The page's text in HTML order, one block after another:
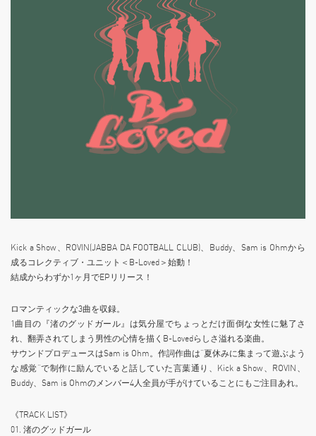
Kick a Show、ROVIN(JABBA DA FOOTBALL CLUB)、Buddy、Sam is Ohmから
成るコレクティブ・ユニット＜B-Loved＞始動！
結成からわずか1ヶ月でEPリリース！
ロマンティックな3曲を収録。
1曲目の『渚のグッドガール』は気分屋でちょっとだけ面倒な女性に魅了さ
れ、翻弄されてしまう男性の心情を描くB-Lovedらしさ溢れる楽曲。
サウンドプロデュースはSam is Ohm。作詞作曲は“夏休みに集まって遊ぶよう
な感覚”で制作に励んでいると話していた言葉通り、Kick a Show、ROVIN、
Buddy、Sam is Ohmのメンバー4人全員が手がけていることにもご注目あれ。
《TRACK LIST》
01. 渚のグッドガール